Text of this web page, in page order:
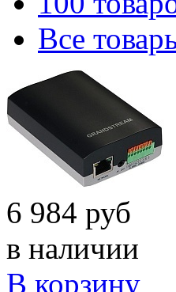
Все
6 984 руб
в наличии
В корзину